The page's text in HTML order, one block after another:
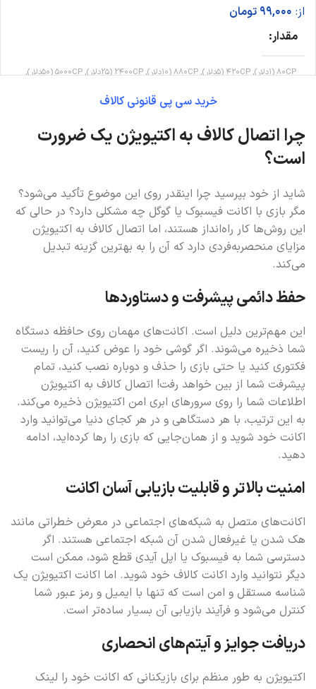
از: 99,000 تومان
مقدار
80CP (1دلار), 420CP (5دلار), 880CP (10دلار), 2400CP (25دلار), 5000CP (50دلار),
خرید سی پی قانونی کالاف
چرا اتصال کالاف به اکتیویژن یک ضرورت
است؟
شاید از خود بپرسید چرا اینقدر روی این موضوع تأکید می‌شود؟
مگر بازی با اکانت فیسبوک یا گوگل چه مشکلی دارد؟ در حالی که
این روش‌ها کار راه‌انداز هستند، اما اتصال کالاف به اکتیویژن
مزایای منحصربه‌فردی دارد که آن را به بهترین گزینه تبدیل
می‌کند.
حفظ دائمی پیشرفت و دستاوردها
این مهم‌ترین دلیل است. اکانت‌های مهمان روی حافظه دستگاه
شما ذخیره می‌شوند. اگر گوشی خود را عوض کنید، آن را ریست
فکتوری کنید یا حتی بازی را حذف و دوباره نصب کنید، تمام
پیشرفت شما از بین خواهد رفت! اتصال کالاف به اکتیویژن
اطلاعات شما را روی سرورهای ابری امن اکتیویژن ذخیره می‌کند.
به این ترتیب، با هر دستگاهی و در هر کجای دنیا می‌توانید وارد
اکانت خود شوید و از همان‌جایی که بازی را رها کرده‌اید، ادامه
دهید.
امنیت بالاتر و قابلیت بازیابی آسان اکانت
اکانت‌های متصل به شبکه‌های اجتماعی در معرض خطراتی مانند
هک شدن یا غیرفعال شدن آن شبکه اجتماعی هستند. اگر
دسترسی شما به فیسبوک یا اپل آیدی قطع شود، ممکن است
دیگر نتوانید وارد اکانت کالاف خود شوید. اما اکانت اکتیویژن یک
شناسه مستقل و امن است که تنها با ایمیل و رمز عبور شما
کنترل می‌شود و فرآیند بازیابی آن بسیار ساده‌تر است.
دریافت جوایز و آیتم‌های انحصاری
اکتیویژن به طور منظم برای بازیکنانی که اکانت خود را لینک